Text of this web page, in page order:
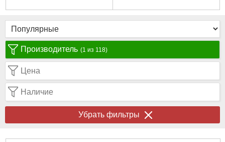
Производитель (1 из 118)
Цена
Наличие
Убрать фильтры